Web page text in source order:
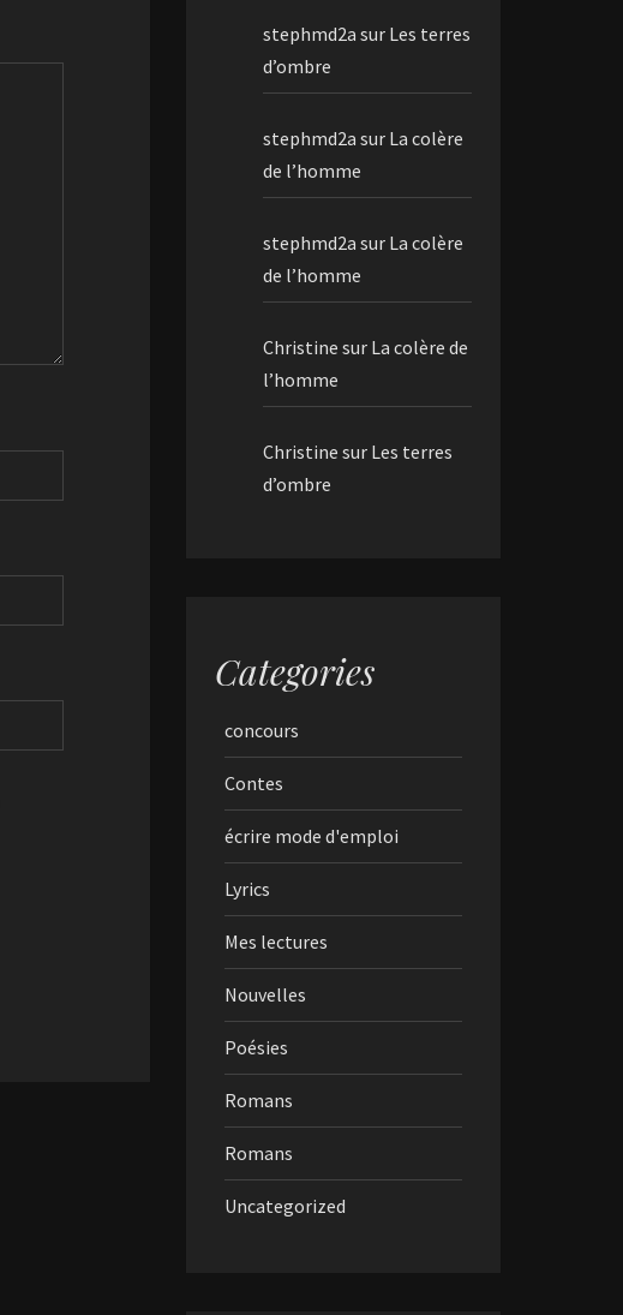
stephmd2a sur Les terres
d’ombre
stephmd2a sur La colère
de l’homme
stephmd2a sur La colère
de l’homme
Christine sur La colère de
l’homme
Christine sur Les terres
d’ombre
Categories
concours
Contes
écrire mode d'emploi
Lyrics
Mes lectures
Nouvelles
Poésies
Romans
Romans
Uncategorized